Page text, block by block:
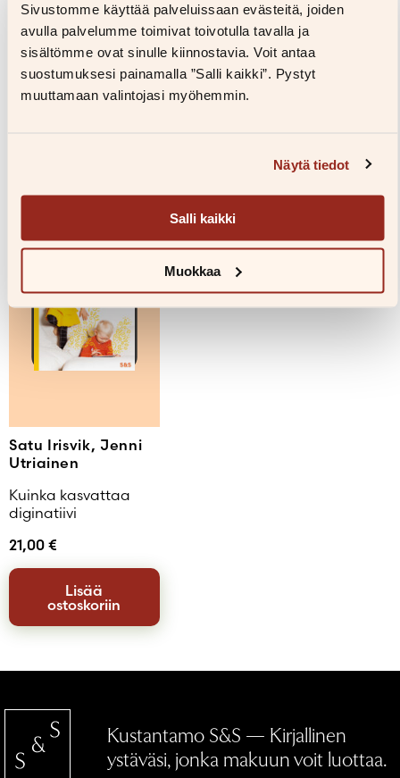
Sivustomme käyttää palveluissaan evästeitä, joiden
avulla palvelumme toimivat toivotulla tavalla ja
sisältömme ovat sinulle kiinnostavia. Voit antaa
suostumuksesi painamalla ”Salli kaikki”. Pystyt
muuttamaan valintojasi myöhemmin.
Näytä tiedot
Salli kaikki
Muokkaa
Kuvapankkiin
Satu Irisvik, Jenni
Utriainen
Kuinka kasvattaa
diginatiivi
21,00 €
Lisää
ostoskoriin
Kustantamo S&S — Kirjallinen
ystäväsi, jonka makuun voit luottaa.